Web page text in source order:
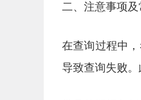
二、注意事项
在查询过程中
导致查询失败。